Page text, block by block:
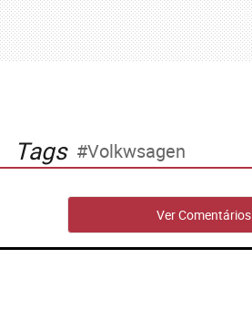
Tags Volkwsagen
Ver Comentários